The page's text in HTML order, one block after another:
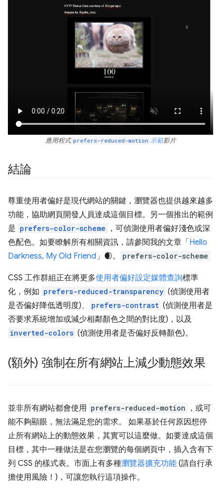
應用程式 prefers-reduced-motion 示範影片
結論
尊重使用者偏好是現代網站的關鍵，瀏覽器也提供越來越多
功能，協助網頁開發人員達成這個目標。另一個推出的範例
是 prefers-color-scheme
，可偵測使用者偏好淺色或深
色配色。如要瞭解所有相關資訊，請參閱我的文章「Hello
Darkness, My Old Friend 」🌒。 prefers-color-scheme
CSS 工作群組正在將更多使用者偏好設定媒體查詢標準
化，例如 prefers-reduced-transparency (偵測使用者
是否偏好降低透明度)、
prefers-contrast (偵測使用者是
否要求系統增加或減少相鄰顏色之間的對比度)，以及
inverted-colors (偵測使用者是否偏好反轉顏色)。
(額外) 強制在所有網站上減少動態效果
並非所有網站都會使用 prefers-reduced-motion
，或可
能不夠顯眼，無法滿足您的需求。 如果基於任何原因想停
止所有網站上的動態效果，其實可以這麼做。如要達成這個
目標，其中一種做法是在您瀏覽的每個網頁中，插入含有下
列 CSS 的樣式表。市面上有多種瀏覽器擴充功能 (請自行承
擔使用風險！)，可讓您執行這項操作。